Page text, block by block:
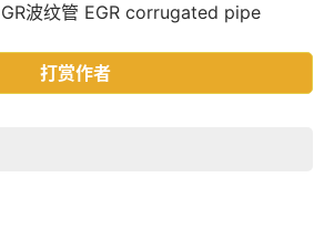
波纹管 EGR corrugated pipe
打赏作者